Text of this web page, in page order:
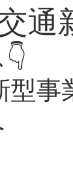
通
型